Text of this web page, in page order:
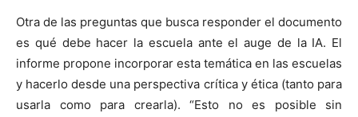
Otra de las preguntas que busca responder el documento
es qué debe hacer la escuela ante el auge de la IA. El
informe propone incorporar esta temática en las escuelas
y hacerlo desde una perspectiva crítica y ética (tanto para
usarla como para crearla). “Esto no es posible sin